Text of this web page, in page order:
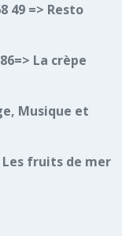
49 => Resto
La crèpe
Musique et
Les fruits de mer